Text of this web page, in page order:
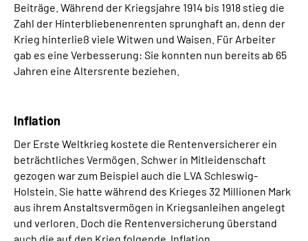
Beiträge. Während der Kriegsjahre 1914 bis 1918 stieg die
Zahl der Hinterbliebenenrenten sprunghaft an, denn der
Krieg hinterließ viele Witwen und Waisen. Für Arbeiter
gab es eine Verbesserung: Sie konnten nun bereits ab 65
Jahren eine Altersrente beziehen.
Inflation
Der Erste Weltkrieg kostete die Rentenversicherer ein
beträchtliches Vermögen. Schwer in Mitleidenschaft
gezogen war zum Beispiel auch die LVA Schleswig-
Holstein. Sie hatte während des Krieges 32 Millionen Mark
aus ihrem Anstaltsvermögen in Kriegsanleihen angelegt
und verloren. Doch die Rentenversicherung überstand